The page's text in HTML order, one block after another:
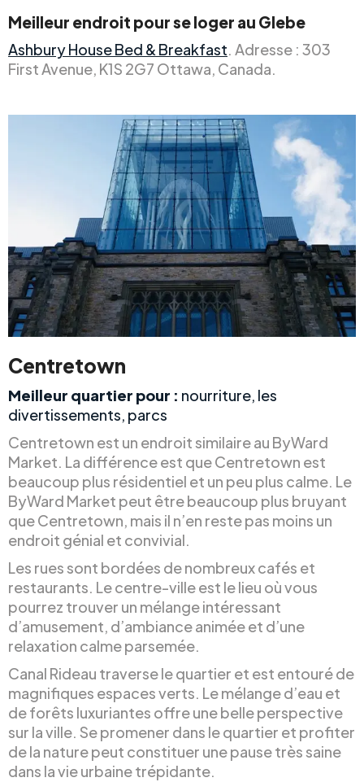
Meilleur endroit pour se loger au Glebe
Ashbury House Bed & Breakfast. Adresse : 303
First Avenue, K1S 2G7 Ottawa, Canada.
Centretown
Meilleur quartier pour : nourriture, les
divertissements, parcs
Centretown est un endroit similaire au ByWard
Market. La différence est que Centretown est
beaucoup plus résidentiel et un peu plus calme. Le
ByWard Market peut être beaucoup plus bruyant
que Centretown, mais il n’en reste pas moins un
endroit génial et convivial.
Les rues sont bordées de nombreux cafés et
restaurants. Le centre-ville est le lieu où vous
pourrez trouver un mélange intéressant
d’amusement, d’ambiance animée et d’une
relaxation calme parsemée.
Canal Rideau traverse le quartier et est entouré de
magnifiques espaces verts. Le mélange d’eau et
de forêts luxuriantes offre une belle perspective
sur la ville. Se promener dans le quartier et profiter
de la nature peut constituer une pause très saine
dans la vie urbaine trépidante.